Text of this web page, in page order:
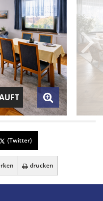
(Twitter)
drucken